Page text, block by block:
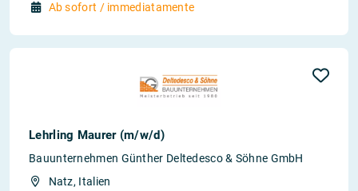
Ab sofort / immediatamente
Lehrling Maurer (m/w/d)
Bauunternehmen Günther Deltedesco & Söhne GmbH
Natz, Italien